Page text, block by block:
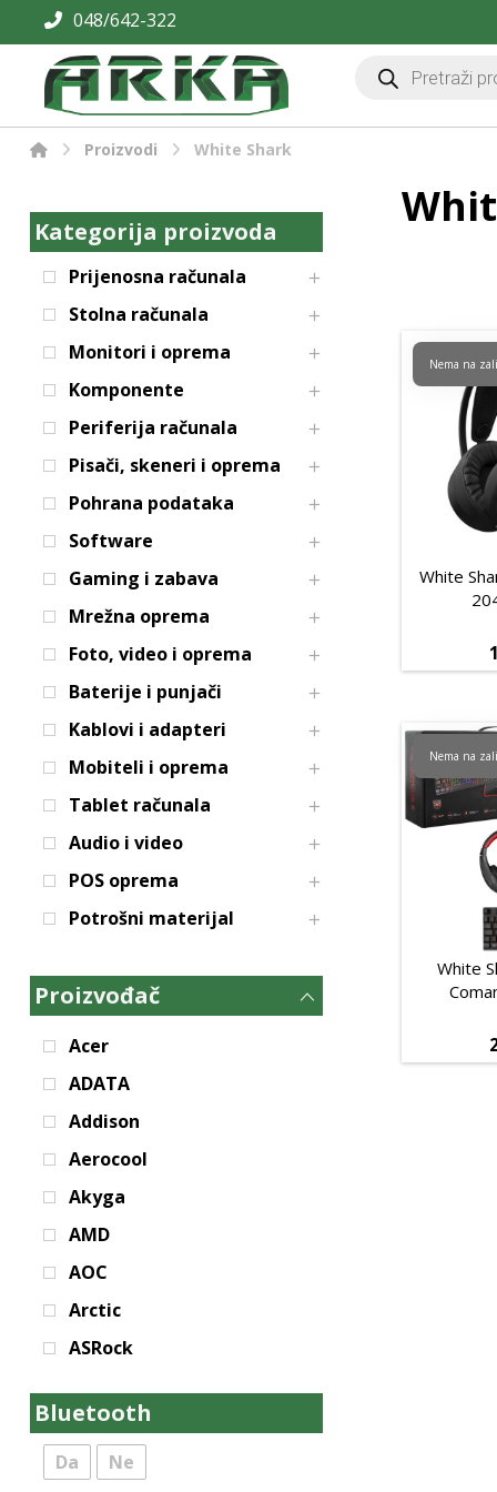
048/642-322
Proizvodi White Shark
White
Nema na
White
Nema na
Kategorija proizvoda
Prijenosna računala
Stolna računala
Monitori i oprema
Komponente
Periferija računala
Pisači, skeneri i oprema
Pohrana podataka
Software
Gaming i zabava
Mrežna oprema
Foto, video i oprema
Baterije i punjači
Kablovi i adapteri
Mobiteli i oprema
Tablet računala
Audio i video
POS oprema
Potrošni materijal
Proizvođač
Acer
ADATA
Addison
Aerocool
Akyga
AMD
AOC
Arctic
ASRock
Aula
BIT FORCE
Bluetooth
Da Ne